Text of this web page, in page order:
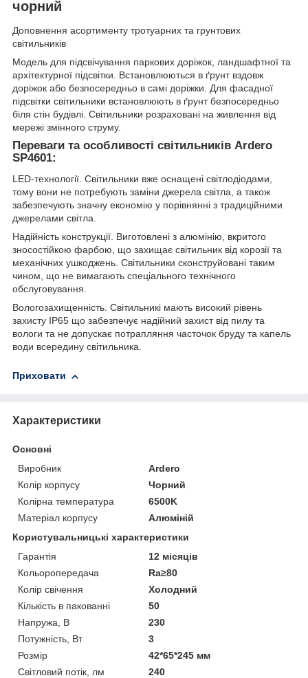
чорний
Доповнення асортименту тротуарних та грунтових
світильників
Модель для підсвічування паркових доріжок, ландшафтної та
архітектурної підсвітки. Встановлюються в ґрунт вздовж
доріжок або безпосередньо в самі доріжки. Для фасадної
підсвітки світильники встановлюють в ґрунт безпосередньо
біля стін будівлі. Світильники розраховані на живлення від
мережі змінного струму.
Переваги та особливості світильників Ardero
SP4601:
LED-технології. Світильники вже оснащені світлодіодами,
тому вони не потребують заміни джерела світла, а також
забезпечують значну економію у порівнянні з традиційними
джерелами світла.
Надійність конструкції. Виготовлені з алюмінію, вкритого
зносостійкою фарбою, що захищає світильник від корозії та
механічних ушкоджень. Світильники сконструйовані таким
чином, що не вимагають спеціального технічного
обслуговування.
Вологозахищенність. Світильникі мають високий рівень
захисту ІР65 що забезпечує надійний захист від пилу та
вологи та не допускає потрапляння часточок бруду та капель
води всередину світильника.
Приховати
Характеристики
Основні
Виробник
Ardero
Колір корпусу
Чорний
Колірна температура
6500K
Матеріал корпусу
Алюміній
Користувальницькі характеристики
Гарантія
12 місяців
Кольоропередача
Ra≥80
Колір свічення
Холодний
Кількість в пакованні
50
Напружа, В
230
Потужність, Вт
3
Розмір
42*65*245 мм
Світловий потік, лм
240